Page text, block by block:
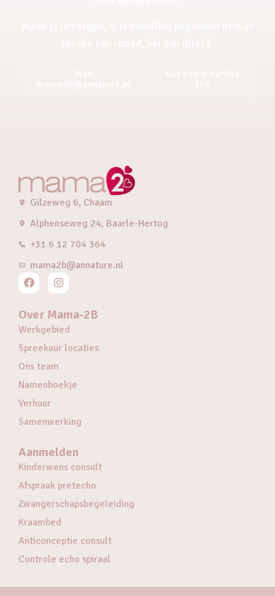
Gilzeweg 6, Chaam
Alphenseweg 24, Baarle-Hertog
+31 6 12 704 364
mama2b@annature.nl
Over Mama-2B
Werkgebied
Spreekuur locaties
Ons team
Namenboekje
Verhuur
Samenwerking
Aanmelden
Kinderwens consult
Afspraak pretecho
Zwangerschapsbegeleiding
Kraambed
Anticonceptie consult
Controle echo spiraal